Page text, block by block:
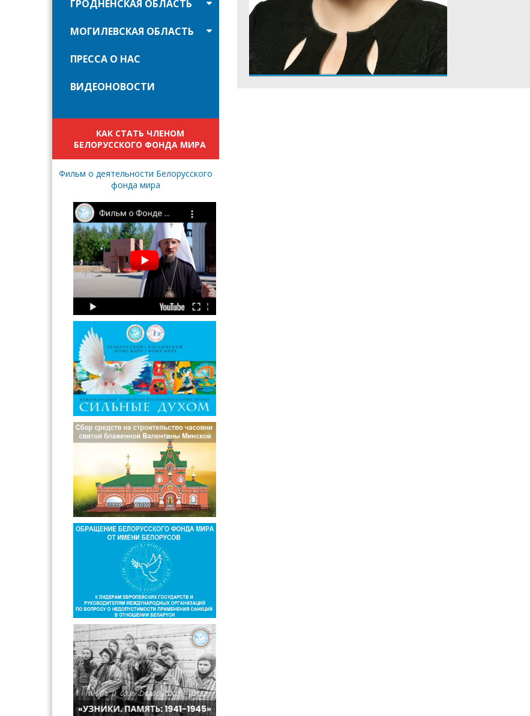
ГРОДНЕНСКАЯ ОБЛАСТЬ
МОГИЛЕВСКАЯ ОБЛАСТЬ
ПРЕССА О НАС
ВИДЕОНОВОСТИ
КАК СТАТЬ ЧЛЕНОМ
БЕЛОРУССКОГО ФОНДА МИРА
Фильм о деятельности Белорусского
фонда мира